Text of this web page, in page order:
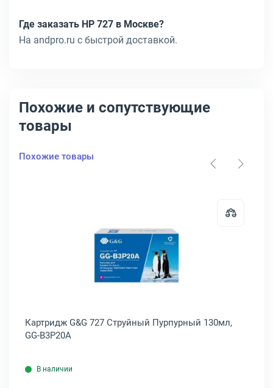
Где заказать HP 727 в Москве?
На andpro.ru с быстрой доставкой.
Похожие и сопутствующие
товары
Похожие товары
Серый/Мат.-черн., B3P06A
HP Inc. 727 Струйный Пурпурный 130мл, B3P20AОткрыть товар: Картридж G&G
Картридж G&G 727 Струйный Пурпурный 130мл,
GG-B3P20A
В наличии